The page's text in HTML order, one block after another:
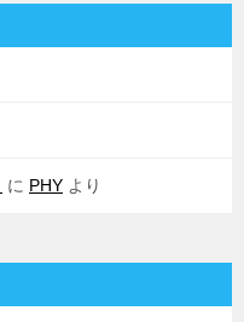
に PHY より